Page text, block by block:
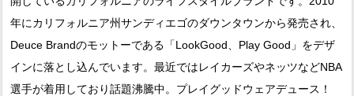
年にカリフォルニア州サンディエゴのダウンタウンから発売され、
Deuce Brandのモットーである「LookGood、Play Good」をデザ
インに落とし込んでいます。最近ではレイカーズやネッツなどNBA
選手が着用しており話題沸騰中。プレイグッドウェアデュース！